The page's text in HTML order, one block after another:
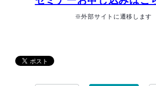
※外部サイトに遷移します